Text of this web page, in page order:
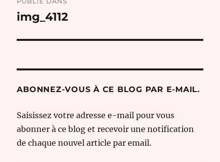
de
img_4112
ABONNEZ-VOUS À CE BLOG PAR E-MAIL.
Saisissez votre adresse e-mail pour vous
abonner à ce blog et recevoir une notification
de chaque nouvel article par email.